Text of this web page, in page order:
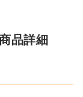
品詳細